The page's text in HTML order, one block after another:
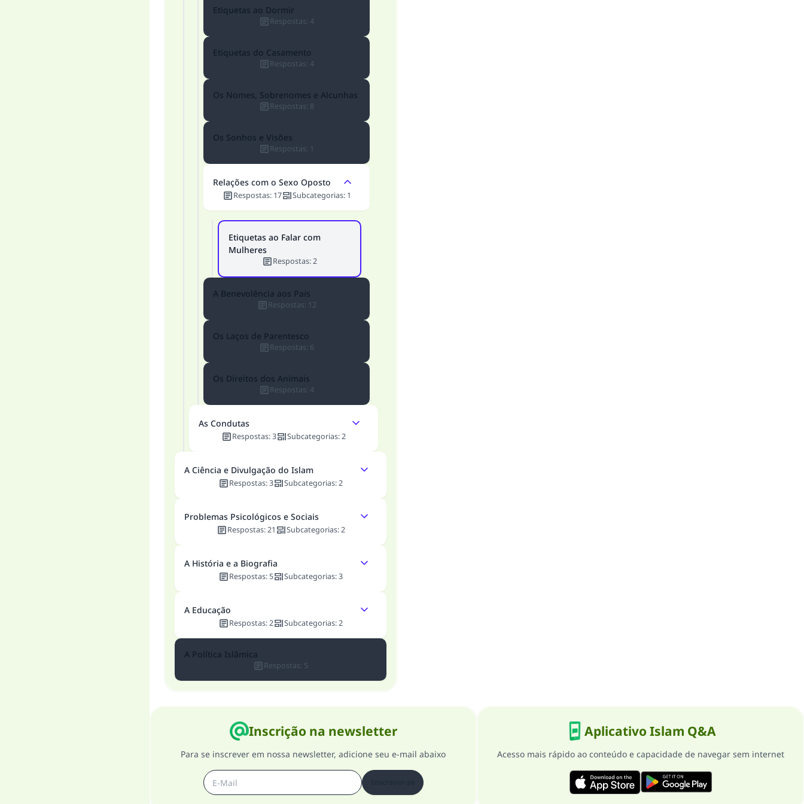
Etiquetas ao Dormir
Respostas: 4
Etiquetas do Casamento
Respostas: 4
Os Nomes, Sobrenomes e Alcunhas
Respostas: 8
Os Sonhos e Visões
Respostas: 1
Relações com o Sexo Oposto
Respostas: 17 Subcategorias: 1
Etiquetas ao Falar com
Mulheres
Respostas:2
A Benevolência aos Pais
Respostas: 12
Os Laços de Parentesco
Respostas: 6
Os Direitos dos Animais
Respostas: 4
As Condutas
Respostas:3 Subcategorias:2
A Ciência e Divulgação do Islam
Respostas:3 Subcategorias:2
Problemas Psicológicos e Sociais
Respostas:21 Subcategorias: 2
A História e a Biografia
Respostas:5 Subcategorias:3
A Educação
Respostas:2 Subcategorias:2
A Política Islâmica
Respostas: 5
Inscrição na newsletter
Para se inscrever em nossa newsletter, adicione seu e-mail abaixo
Aplicativo Islam Q&A
Acesso mais rápido ao conteúdo e capacidade de navegar sem internet
Ajude-nos a responder à Ummah
"Quem quer que incentive outros a fazer o que é bom receberá a
mesma recompensa que aqueles que o fazem."
(MUSLIM, 1893)
CONTRIBUIR